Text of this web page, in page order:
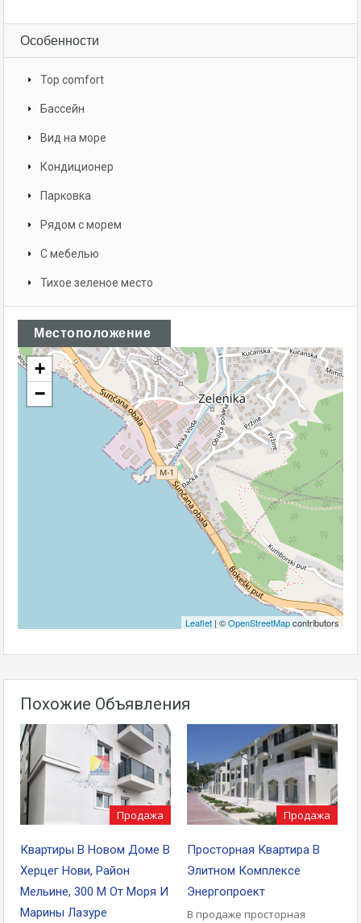
Особенности
Top comfort
Бассейн
Вид на море
Кондиционер
Парковка
Рядом с морем
С мебелью
Тихое зеленое место
Местоположение
+
−
Leaflet | ©OpenStreetMapcontributors
Похожие Объявления
Продажа
Квартиры В Новом Доме В
Херцег Нови, Район
Мельине, 300 М От Моря И
Марины Лазуре
Продажа
Просторная Квартира В
Элитном Комплексе
Энергопроект
В продаже просторная